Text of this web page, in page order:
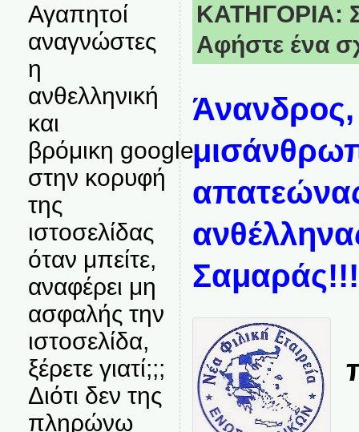
Αγαπητοί
αναγνώστες
η
ανθελληνική
και
βρόμικη google
στην κορυφή
της
ιστοσελίδας
όταν μπείτε,
αναφέρει μη
ασφαλής την
ιστοσελίδα,
ξέρετε γιατί;;;
Διότι δεν της
πληρώνω
ΚΑΤΗΓΟΡΙΑ:
Αφήστε ένα
Άνανδρος,
Σαμαράς!!!